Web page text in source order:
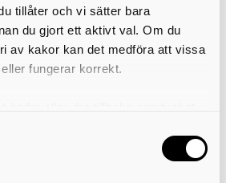
tillåter och vi sätter bara
du gjort ett aktivt val. Om du
av kakor kan det medföra att vissa
fungerar korrekt.
som du hittar längst ner på sidan
69